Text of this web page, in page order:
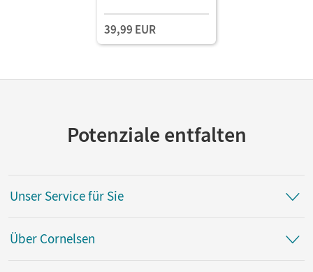
39,99 EUR
Potenziale entfalten
Unser Service für Sie
Über Cornelsen